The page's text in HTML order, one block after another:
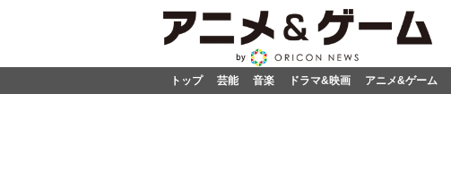
トップ 芸能 音楽 ドラマ&映画 アニメ&ゲーム